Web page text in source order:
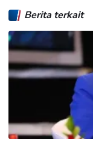
Berita terkait